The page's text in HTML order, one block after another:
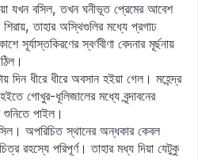
যখন বসিল, তখন ঘনীভূত প্রেমের আবেশ
শিরায়, তাহার অস্থিগুলির মধ্যে প্রগাঢ
সূর্যাস্তকিরণের স্বর্ণবীণা বেদনার মূর্ছনায়
দিন ধীরে ধীরে অবসান হইয়া গেল। মহেন্দ্র
গোখুর-ধূলিজালের মধ্যে বৃন্দাবনের
শুনিতে পাইল।
অপরিচিত স্থানের অন্ধকার কেবল
রহস্যে পরিপূর্ণ। তাহার মধ্য দিয়া যেটুকু
Lost your password?